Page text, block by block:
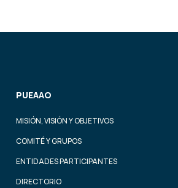
PUEAAO
MISIÓN, VISIÓN Y OBJETIVOS
COMITÉ Y GRUPOS
ENTIDADES PARTICIPANTES
DIRECTORIO